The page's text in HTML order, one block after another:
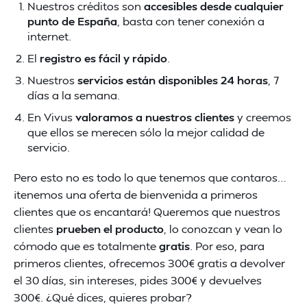
Nuestros créditos son accesibles desde cualquier
punto de España , basta con tener conexión a
internet.
El registro es fácil y rápido
Nuestrosservicios están disponibles 24 horas , 7
días a la semana.
En Vivusvaloramos a nuestros clientesy creemos
que ellos se merecen sólo la mejor calidad de
servicio.
Pero esto no es todo lo que tenemos que contaros…
¡tenemos una oferta de bienvenida a primeros
clientes que os encantará! Queremos que nuestros
clientes prueben el producto , lo conozcan y vean lo
cómodo que es totalmentegratis . Por eso, para
primeros clientes, ofrecemos 300€ gratis a devolver
el 30 días, sin intereses, pides 300€ y devuelves
300€. ¿Qué dices, quieres probar?